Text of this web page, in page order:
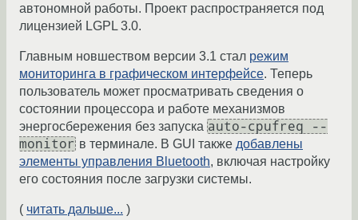
автономной работы. Проект распространяется под
лицензией LGPL 3.0.
Главным новшеством версии 3.1 стал режим
мониторинга в графическом интерфейсе. Теперь
пользователь может просматривать сведения о
состоянии процессора и работе механизмов
энергосбережения без запуска auto-cpufreq --
monitor в терминале. В GUI также добавлены
элементы управления Bluetooth, включая настройку
его состояния после загрузки системы.
( читать дальше... )